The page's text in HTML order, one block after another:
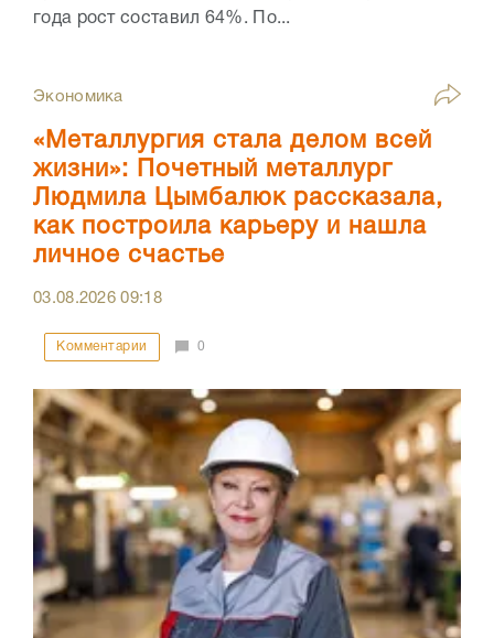
года рост составил 64%. По...
Экономика
«Металлургия стала делом всей
жизни»: Почетный металлург
Людмила Цымбалюк рассказала,
как построила карьеру и нашла
личное счастье
03.08.202609:18
Комментарии 0